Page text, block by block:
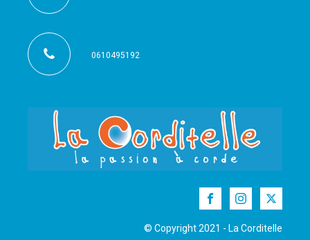
© Copyright 2021 - La Corditelle
0610495192